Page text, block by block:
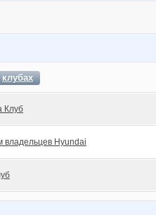
клубах
Клуб
владельцев Hyundai